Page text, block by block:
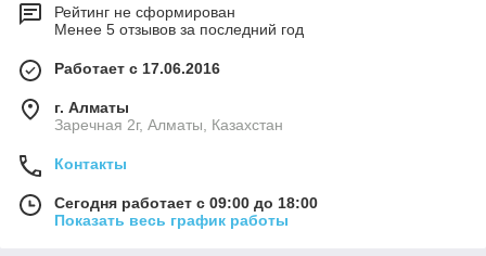
Рейтинг не сформирован
Менее 5 отзывов за последний год
Работает с 17.06.2016
г. Алматы
Заречная 2г, Алматы, Казахстан
Контакты
Сегодня работает с 09:00 до 18:00
Показать весь график работы